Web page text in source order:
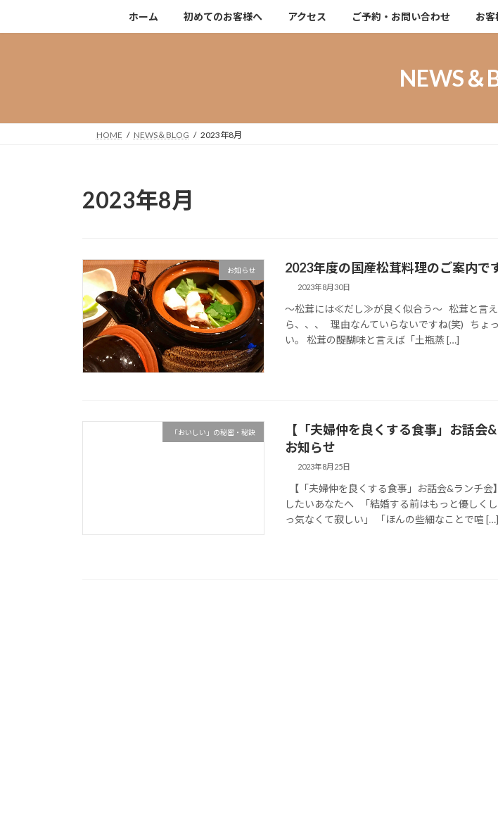
キ
に
ホーム 初めてのお客様へ アクセス ご予約・お問い合わせ お客
NEWS＆
HOME NEWS＆BLOG 2023年8月
2023年8月
お知らせ 2023年度の国産松茸料理のご案内です
2023年8月30日
～松茸には≪だし≫が良く似合う～ 松茸と言
ら、、、 理由なんていらないですね(笑) ちょ
い。 松茸の醍醐味と言えば「土瓶蒸 […]
「おいしい」の秘密・秘訣
【「夫婦仲を良くする食事」お話会
お知らせ
2023年8月25日
【「夫婦仲を良くする食事」お話会&ランチ
したいあなたへ 「結婚する前はもっと優しく
っ気なくて寂しい」 「ほんの些細なことで喧 […]